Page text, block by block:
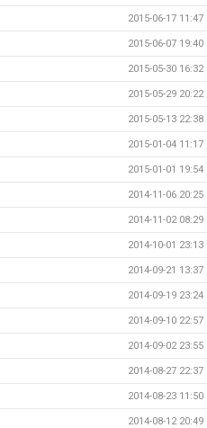
2015-06-17 11:47
2015-06-07 19:40
2015-05-30 16:32
2015-05-29 20:22
2015-05-13 22:38
2015-01-04 11:17
2015-01-01 19:54
2014-11-06 20:25
2014-11-02 08:29
2014-10-01 23:13
2014-09-21 13:37
2014-09-19 23:24
2014-09-10 22:57
2014-09-02 23:55
2014-08-27 22:37
2014-08-23 11:50
2014-08-12 20:49